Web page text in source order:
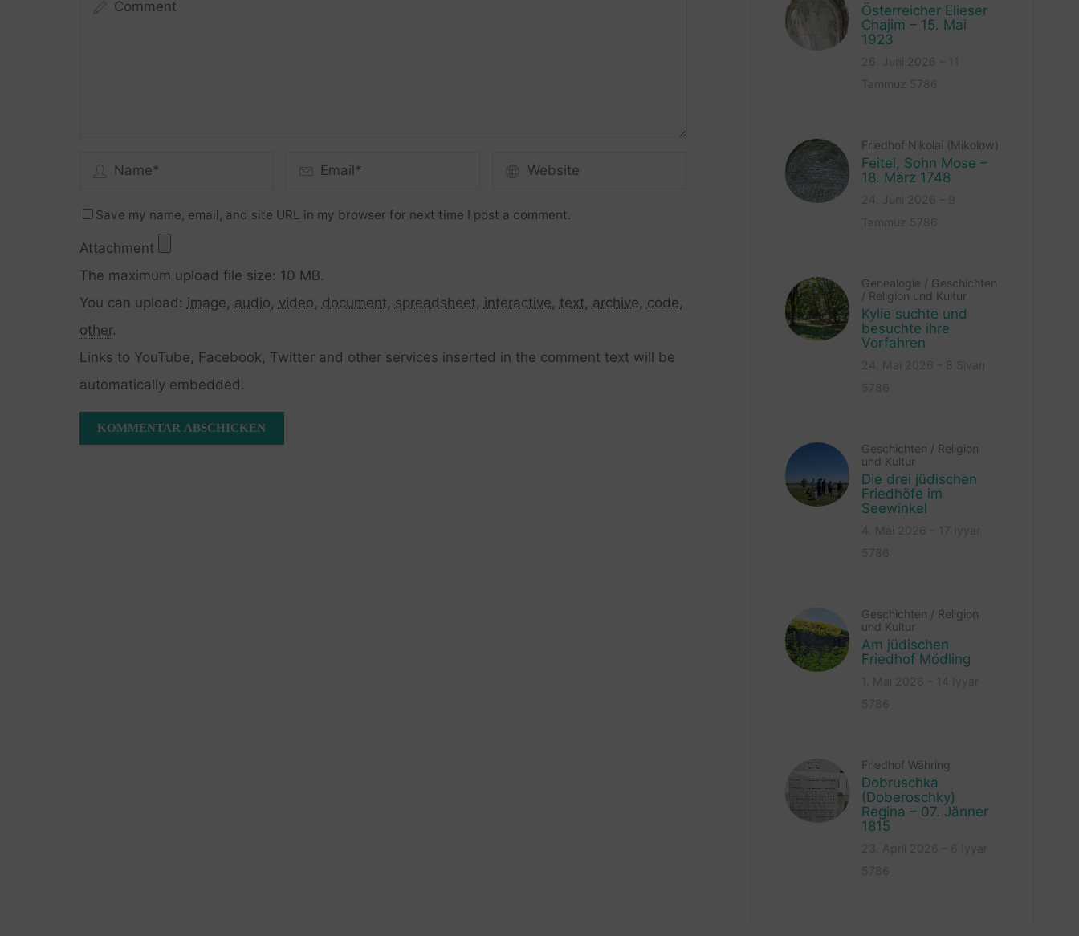
Save my name, email, and site URL in my browser for next time I post a comment.
Attachment
The maximum upload file size: 10 MB.
You can upload: image, audio, video, document, spreadsheet, interactive, text, archive, code,
other.
Links to YouTube, Facebook, Twitter and other services inserted in the comment text will be
automatically embedded.
Österreicher Elieser
Chajim – 15. Mai
1923
Friedhof Nikolai (Mikolow)
Feitel, Sohn Mose –
18. März 1748
Genealogie / Geschichten
/ Religion und Kultur
Kylie suchte und
besuchte ihre
Vorfahren
Geschichten / Religion
und Kultur
Die drei jüdischen
Friedhöfe im
Seewinkel
Geschichten / Religion
und Kultur
Am jüdischen
Friedhof Mödling
Friedhof Währing
Dobruschka
(Doberoschky)
Regina – 07. Jänner
1815